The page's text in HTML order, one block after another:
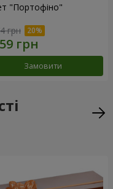
"Портофіно"
грн
Замовити